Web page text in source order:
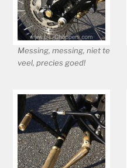
Messing, messing, niet te
veel, precies goed!